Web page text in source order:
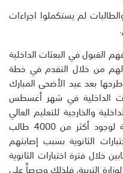
لم يستكملوا اجراءات
القبول في البعثات الداخلية
لهم من خلال التقدم في خطة
بعد عيد الأضحى المبارك
الداخلية في شهر أغسطس
والخارجية للتعليم العالي
لهذا العام مختلفة عن السنة السابقة لوجود أكثر من 4000 طالب
الثانوية بسبب إصابتهم
خلال فترة اختبارات الثانوية
التربية، فلذلك وحرصاً على